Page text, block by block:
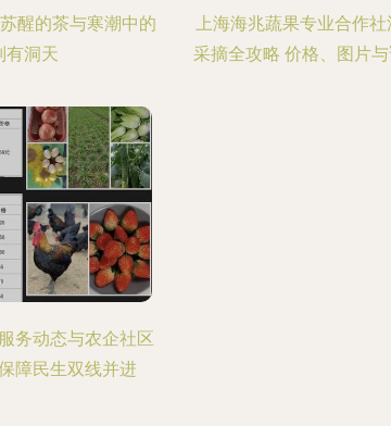
醒的茶与寒潮中的
有洞天
上海海兆蔬果专业合作
采摘全攻略 价格、图片
务动态与农企社区
障民生双线并进